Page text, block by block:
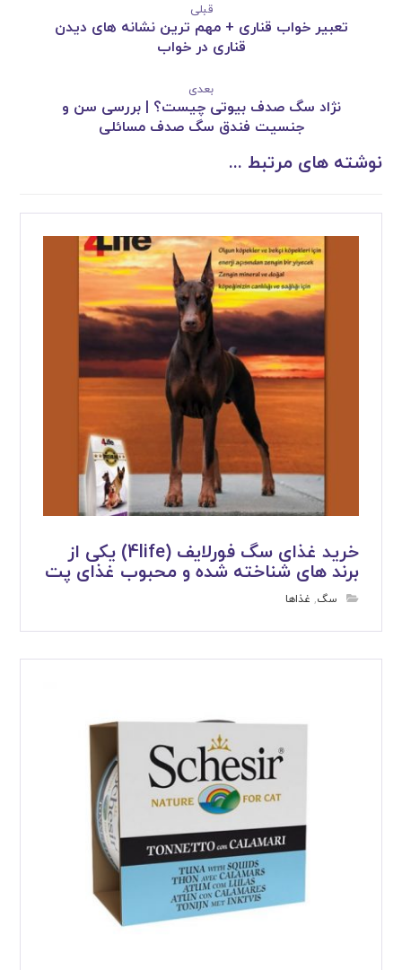
قبلی
تعبیر خواب قناری + مهم ترین نشانه های دیدن
قناری در خواب
بعدی
نژاد سگ صدف بیوتی چیست؟ | بررسی سن و
جنسیت فندق سگ صدف مسائلی
نوشته های مرتبط ...
خرید غذای سگ فورلایف (4life) یکی از
برند های شناخته شده و محبوب غذای پت
سگ, غذاها